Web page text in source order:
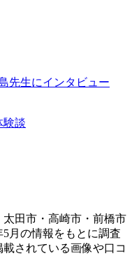
先生にインタビュー
験談
田市・高崎市・前橋市
月の情報をもとに調査
されている画像や口コ